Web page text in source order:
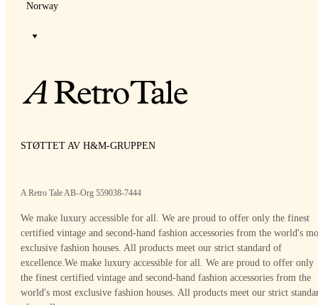
Norway
STØTTET AV H&M-GRUPPEN
A Retro Tale AB–Org 559038-7444
We make luxury accessible for all. We are proud to offer only the finest
certified vintage and second-hand fashion accessories from the world's
exclusive fashion houses. All products meet our strict standard of
excellence.We make luxury accessible for all. We are proud to offer only
the finest certified vintage and second-hand fashion accessories from the
world's most exclusive fashion houses. All products meet our strict